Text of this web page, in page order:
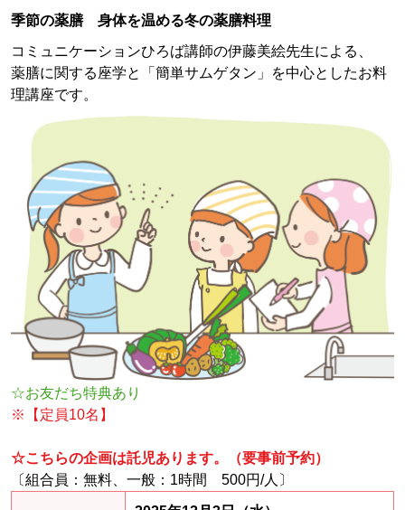
季節の薬膳 身体を温める冬の薬膳料理
コミュニケーションひろば講師の伊藤美絵先生による、
薬膳に関する座学と「簡単サムゲタン」を中心としたお料
理講座です。
☆お友だち特典あり
※【定員10名】
☆こちらの企画は託児あります。（要事前予約）
〔組合員：無料、一般：1時間 500円/人〕